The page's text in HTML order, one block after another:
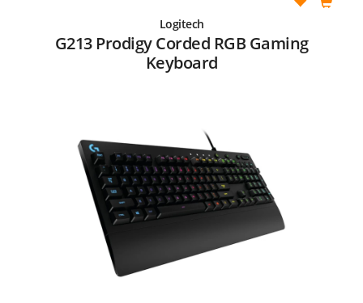
Logitech
G213 Prodigy Corded RGB Gaming
Keyboard